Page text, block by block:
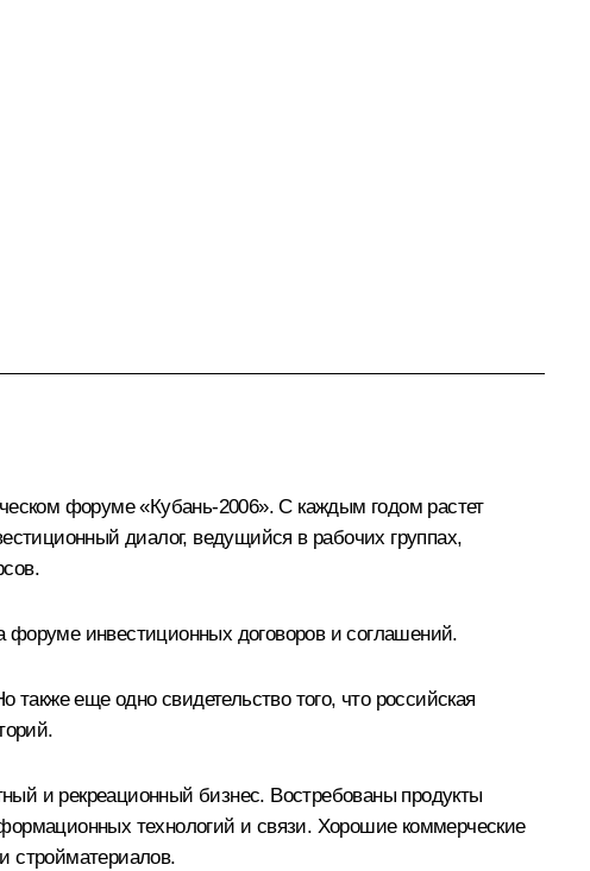
форуме «Кубань-2006». С каждым годом растет
диалог, ведущийся в рабочих группах,
форуме инвестиционных договоров и соглашений.
также еще одно свидетельство того, что российская
и рекреационный бизнес. Востребованы продукты
технологий и связи. Хорошие коммерческие
стройматериалов.